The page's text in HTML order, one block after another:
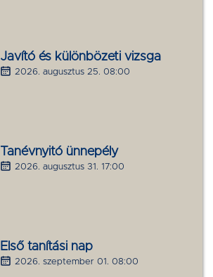
Javító és különbözeti vizsga
2026. augusztus 25. 08:00
Tanévnyitó ünnepély
2026. augusztus 31. 17:00
Első tanítási nap
2026. szeptember 01. 08:00